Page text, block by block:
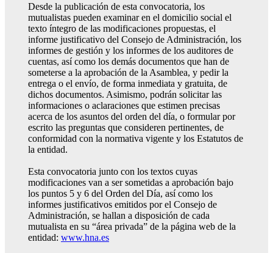
Desde la publicación de esta convocatoria, los
mutualistas pueden examinar en el domicilio social el
texto íntegro de las modificaciones propuestas, el
informe justificativo del Consejo de Administración, los
informes de gestión y los informes de los auditores de
cuentas, así como los demás documentos que han de
someterse a la aprobación de la Asamblea, y pedir la
entrega o el envío, de forma inmediata y gratuita, de
dichos documentos. Asimismo, podrán solicitar las
informaciones o aclaraciones que estimen precisas
acerca de los asuntos del orden del día, o formular por
escrito las preguntas que consideren pertinentes, de
conformidad con la normativa vigente y los Estatutos de
la entidad.
Esta convocatoria junto con los textos cuyas
modificaciones van a ser sometidas a aprobación bajo
los puntos 5 y 6 del Orden del Día, así como los
informes justificativos emitidos por el Consejo de
Administración, se hallan a disposición de cada
mutualista en su “área privada” de la página web de la
entidad: www.hna.es